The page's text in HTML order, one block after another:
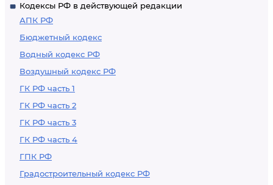
Кодексы РФ в действующей редакции
АПК РФ
Бюджетный кодекс
Водный кодекс РФ
Воздушный кодекс РФ
ГК РФ часть 1
ГК РФ часть 2
ГК РФ часть 3
ГК РФ часть 4
ГПК РФ
Градостроительный кодекс РФ